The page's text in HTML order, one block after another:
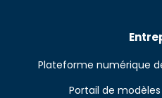
Plateforme numérique
Portail de